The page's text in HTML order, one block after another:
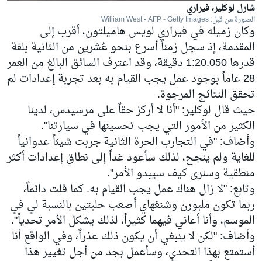
شارل لوكلير، فيراري
الصورة من قبل: William West - AFP - Getty Images
وكان زميله في فيراري لويس هاميلتون، أقرب إلى
المقدمة، إذ سجل زمناً أسرع بنحو عُشرين من الثانية بلفة
قدرها 1:20.050 دقيقة، وقد اعترف السائق البالغ من العمر
28 عاماً بوجود عمل يجب القيام به بعد تجربة إعدادات لم
تحقق النتائج المرجوة.
حيث قال لوكلير: "أنا لا أركز حقاً على مرسيدس، لدينا
الكثير من الأمور التي يجب تحسينها في سيارتنا".
وأضاف: "في التجارب الحرة الثانية جربت شيئاً عدوانياً
للغاية ولم ينجح، لذلك سأعود غداً إلى نطاق إعدادات أكثر
منطقية وسنرى كيف سيبدو الأمر".
وتابع: "لا زال هناك عمل يجب القيام به. كما قلت دائماً،
ربما تكون ملبورن وشنغهاي أصعب حلبتين بالنسبة لي في
الموسم، وأنا أعاني فيهما كثيراً، لذلك يشكل الأمر تحدياً".
وأضاف: "لكن لا ينبغي أن يكون ذلك عذراً، وفي الواقع أنا
أستمتع بهذا التحدي، وسأعمل بجد من أجل تغيير هذا